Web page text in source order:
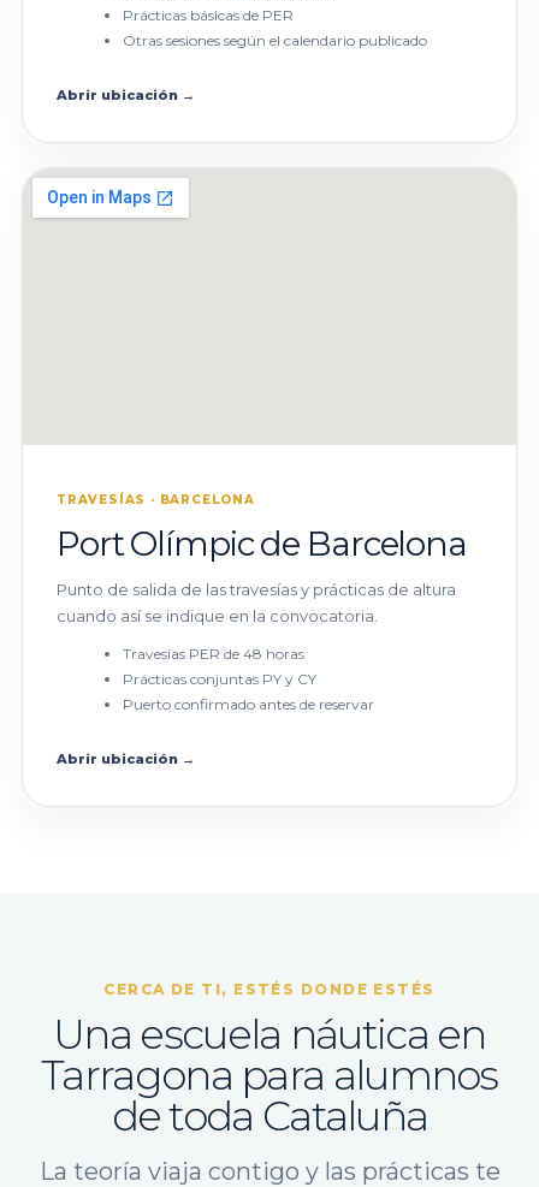
Prácticas básicas de PER
Otras sesiones según el calendario publicado
Abrir ubicación →
TRAVESÍAS · BARCELONA
Port Olímpic de Barcelona
Punto de salida de las travesías y prácticas de altura
cuando así se indique en la convocatoria.
Travesías PER de 48 horas
Prácticas conjuntas PY y CY
Puerto confirmado antes de reservar
Abrir ubicación →
CERCA DE TI, ESTÉS DONDE ESTÉS
Una escuela náutica en
Tarragona para alumnos
de toda Cataluña
La teoría viaja contigo y las prácticas te